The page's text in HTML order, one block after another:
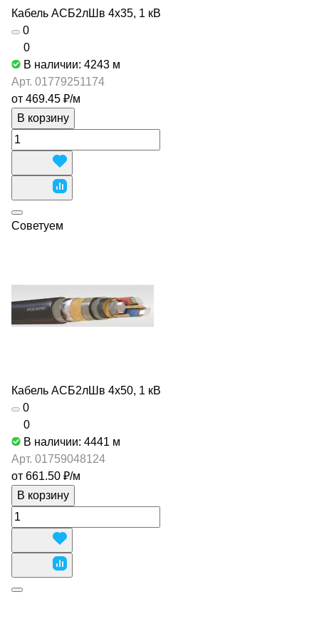
Кабель АСБ2лШв 4х35, 1 кВ
0
0
В наличии: 4243 м
Арт. 01779251174
от 469.45 ₽/м
В корзину
Советуем
Кабель АСБ2лШв 4х50, 1 кВ
0
0
В наличии: 4441 м
Арт. 01759048124
от 661.50 ₽/м
В корзину